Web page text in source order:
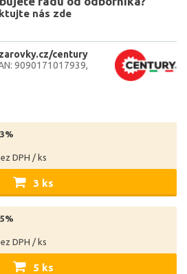
nás zde
century
9090171017939
3%
DPH / ks
3 ks
5%
DPH / ks
5 ks